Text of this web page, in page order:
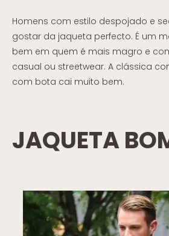
Homens com estilo despojado e
gostar da jaqueta perfecto. É um
bem em quem é mais magro e
casual ou streetwear. A clássica
com bota cai muito bem.
JAQUETA